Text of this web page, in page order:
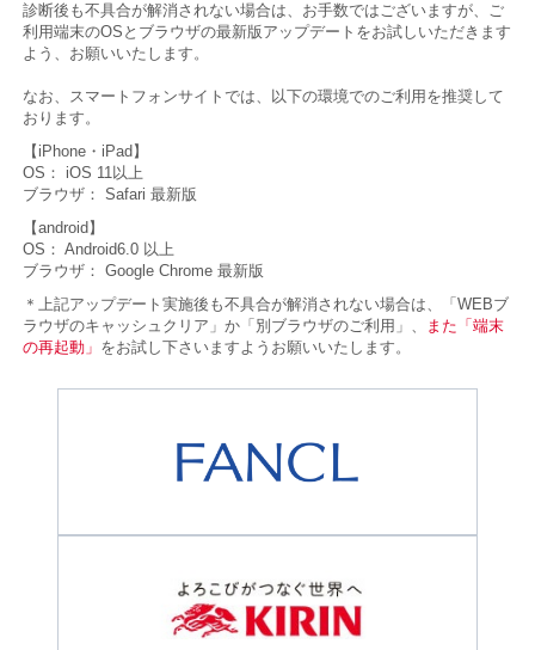
診断後も不具合が解消されない場合は、お手数ではございますが、ご
利用端末のOSとブラウザの最新版アップデートをお試しいただきます
よう、お願いいたします。
なお、スマートフォンサイトでは、以下の環境でのご利用を推奨して
おります。
【iPhone・iPad】
OS： iOS 11以上
ブラウザ： Safari 最新版
【android】
OS： Android6.0 以上
ブラウザ： Google Chrome 最新版
＊上記アップデート実施後も不具合が解消されない場合は、「WEBブ
ラウザのキャッシュクリア」か「別ブラウザのご利用」、
また「端末
の再起動」 をお試し下さいますようお願いいたします。